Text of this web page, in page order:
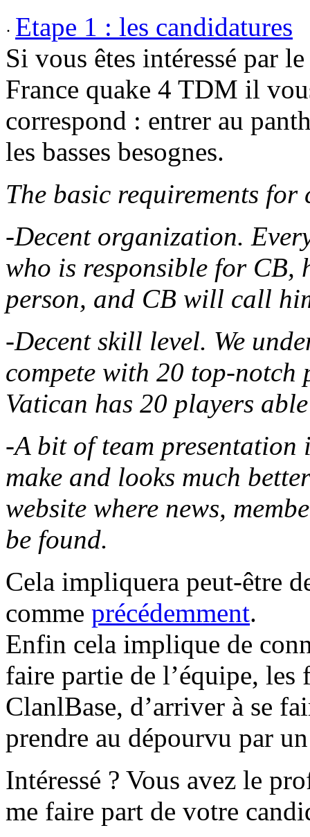
· Etape 1 : les candidatures
Si vous êtes intéressé par
France quake 4 TDM il
correspond : entrer au
les basses besognes.
The basic requirements for
-Decent organization.
who is responsible for CB,
person, and CB will call
-Decent skill level. We
compete with 20 top-notch
Vatican has 20 players
-A bit of team presentation
make and looks much
website where news,
be found.
Cela impliquera peut-être
comme précédemment.
Enfin cela implique de
faire partie de l’équipe, les
ClanlBase, d’arriver à se
prendre au dépourvu par
Intéressé ? Vous avez le
me faire part de votre